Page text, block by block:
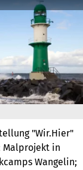
"Wir.Hier"
Malprojekt in
Wangelin;